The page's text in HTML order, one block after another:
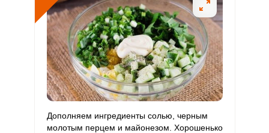
Дополняем ингредиенты солью, черным
молотым перцем и майонезом. Хорошенько